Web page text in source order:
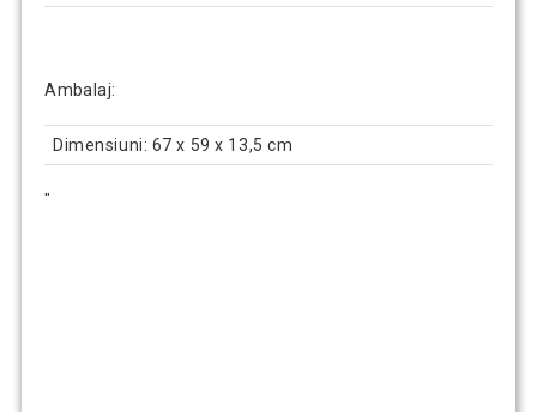
Ambalaj:
Dimensiuni: 67 x 59 x 13,5 cm
"